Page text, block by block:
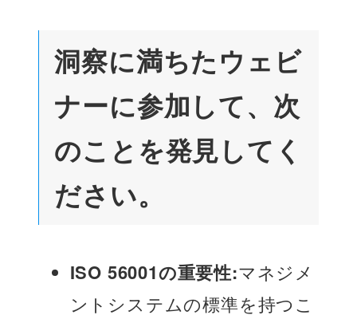
洞察に満ちたウェビ
ナーに参加して、次
のことを発見してく
ださい。
ISO 56001の重要性:マネジメ
ントシステムの標準を持つこ